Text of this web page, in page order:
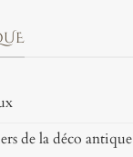
de la déco antique